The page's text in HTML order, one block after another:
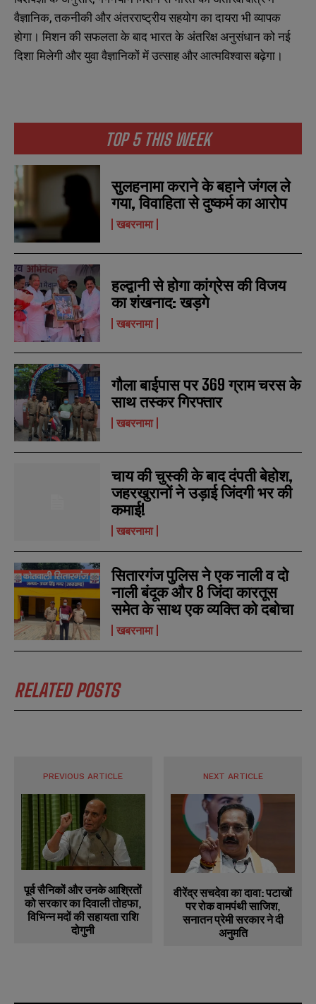
*
a
m
b
e
r
s
*
a
m
b
e
r
s
TOP 5 THIS WEEK
सुलहनामा कराने के बहाने जंगल ले
गया, विवाहिता से दुष्कर्म का आरोप
खबरनामा
हल्द्वानी से होगा कांग्रेस की विजय
का शंखनाद: खड़गे
खबरनामा
गौला बाईपास पर 369 ग्राम चरस के
साथ तस्कर गिरफ्तार
खबरनामा
चाय की चुस्की के बाद दंपती बेहोश,
जहरखुरानों ने उड़ाई जिंदगी भर की
कमाई!
खबरनामा
सितारगंज पुलिस ने एक नाली व दो
नाली बंदूक और 8 जिंदा कारतूस
समेत के साथ एक व्यक्ति को दबोचा
खबरनामा
RELATED POSTS
वैज्ञानिक, तकनीकी और अंतरराष्ट्रीय सहयोग का दायरा भी व्यापक
होगा। मिशन की सफलता के बाद भारत के अंतरिक्ष अनुसंधान को नई
दिशा मिलेगी और युवा वैज्ञानिकों में उत्साह और आत्मविश्वास बढ़ेगा।
PREVIOUS ARTICLE
पूर्व सैनिकों और उनके आश्रितों
को सरकार का दिवाली तोहफा,
विभिन्न मदों की सहायता राशि
दोगुनी
NEXT ARTICLE
वीरेंद्र सचदेवा का दावा: पटाखों
पर रोक वामपंथी साजिश,
सनातन प्रेमी सरकार ने दी
अनुमति